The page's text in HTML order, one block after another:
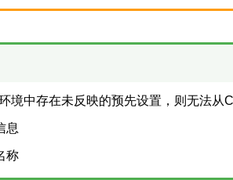
境中存在未反映的预先设置，则无法从
息
称